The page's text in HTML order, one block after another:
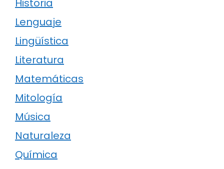
Historia
Lenguaje
Lingüística
Literatura
Matemáticas
Mitología
Música
Naturaleza
Química